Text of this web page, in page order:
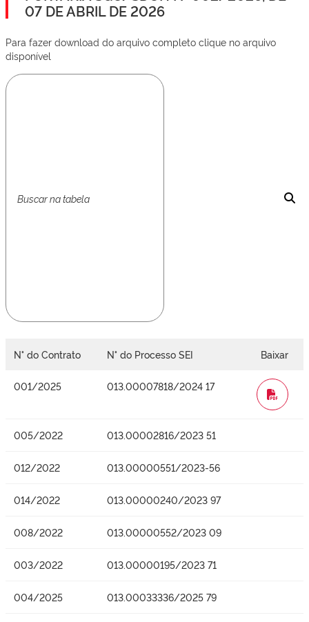
07 DE ABRIL DE 2026
Para fazer download do arquivo completo clique no arquivo
disponível
N° do Contrato N° do Processo SEI Baixar
001/2025 013.00007818/2024 17
WORD
005/2022 013.00002816/2023 51
012/2022 013.00000551/2023-56
014/2022 013.00000240/2023 97
008/2022 013.00000552/2023 09
003/2022 013.00000195/2023 71
004/2025 013.00033336/2025 79